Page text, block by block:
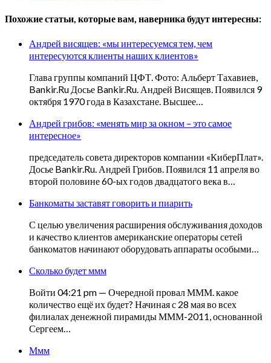
Похожие статьи, которые вам, наверника будут интересны:
Андрей висящев: «мы интересуемся тем, чем
интересуются клиенты наших клиентов»
Глава группы компаний ЦФТ. Фото: Альберт Тахавиев,
Bankir.Ru Досье Bankir.Ru. Андрей Висящев. Появился 9
октября 1970 года в Казахстане. Высшее…
Андрей грибов: «менять мир за окном – это самое
интересное»
председатель совета директоров компании «КиберПлат».
Досье Bankir.Ru. Андрей Грибов. Появился 11 апреля во
второй половине 60-ых годов двадцатого века в…
Банкоматы заставят говорить и пиарить
С целью увеличения расширения обслуживания доходов
и качество клиентов американские операторы сетей
банкоматов начинают оборудовать аппараты особыми…
Сколько будет ммм
Войти 04:21 pm — Очередной провал МММ. какое
количество ещё их будет? Начиная с 28 мая во всех
филиалах денежной пирамиды МММ-2011, основанной
Сергеем…
Ммм